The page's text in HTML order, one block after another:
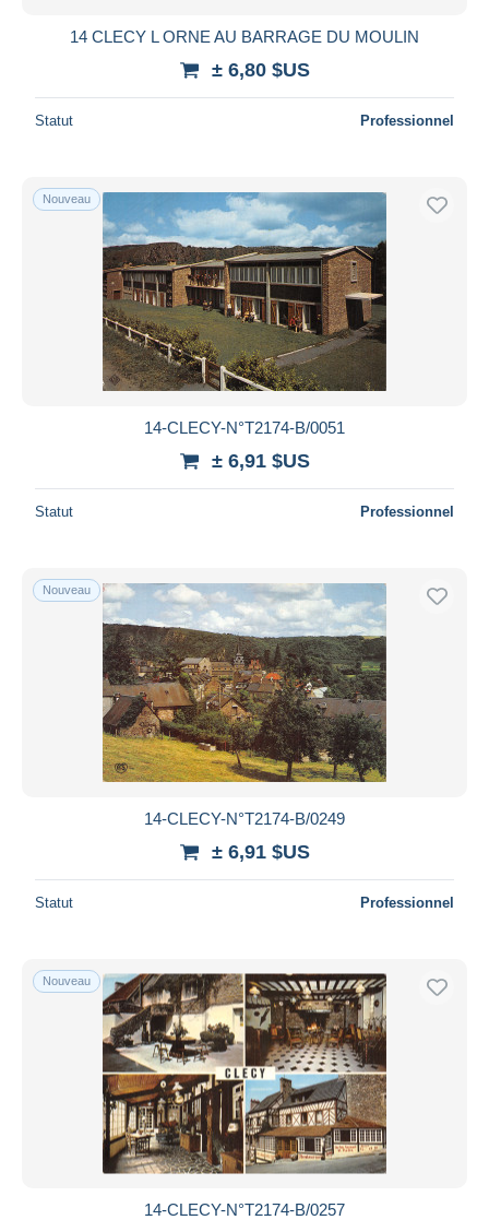
14 CLECY L ORNE AU BARRAGE DU MOULIN
± 6,80 $US
Statut Professionnel
Nouveau
14-CLECY-N°T2174-B/0051
± 6,91 $US
Statut Professionnel
Nouveau
14-CLECY-N°T2174-B/0249
± 6,91 $US
Statut Professionnel
Nouveau
14-CLECY-N°T2174-B/0257